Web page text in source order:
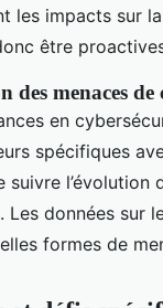
les impacts sur
être
des menaces de
en
spécifiques
suivre l’évolution
Les données sur
formes de